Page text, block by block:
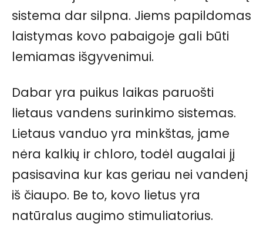
sistema dar silpna. Jiems papildomas
laistymas kovo pabaigoje gali būti
lemiamas išgyvenimui.
Dabar yra puikus laikas paruošti
lietaus vandens surinkimo sistemas.
Lietaus vanduo yra minkštas, jame
nėra kalkių ir chloro, todėl augalai jį
pasisavina kur kas geriau nei vandenį
iš čiaupo. Be to, kovo lietus yra
natūralus augimo stimuliatorius.